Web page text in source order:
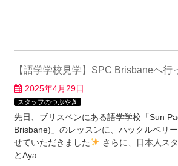
【語学学校見学】SPC Brisbaneへ行
2025年4月29日
スタッフのつぶやき
先日、ブリスベンにある語学学校「Sun
Brisbane)」のレッスンに、ハックルベリ
せていただきました
さらに、日本人ス
とAya …